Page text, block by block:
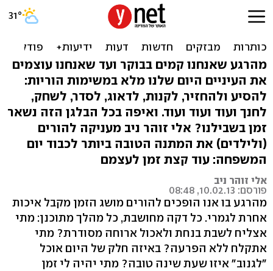
גם לכם מגיע: מה הסוד
להורות טובה ורגועה יותר
מהרגע שאנחנו קמים בבוקר ועד שאנחנו עוצמים
את העיניים היום שלנו מלא במשימות הוריות:
להסיע ולהחזיר, לקנות, לדאוג, לסדר, לשחק,
לחנך ועוד ועוד ועוד. ואיפה בכל הבלגן הזה נשאר
זמן בשבילנו? אלי זוהר ניב מעניקה להורים
(ולילדים) את המתנה הטובה ביותר לכבוד יום
המשפחה: עוד קצת זמן לעצמם
אלי זוהר ניב
פורסם: 10.02.13, 08:48
מהרגע בו אנו הופכים להורים מושג הזמן מקבל איכות
אחרת לגמרי. כל דקה מחושבת, כל מהלך מתוכנן: מתי
אצליח לשבת בנחת ולאכול ארוחה מסודרת? מתי
אתקלח ללא הפרעה? באיזה חלק של היום אוכל
"לגנוב" איזו שעת שינה טובה? מתי יהיה לי זמן